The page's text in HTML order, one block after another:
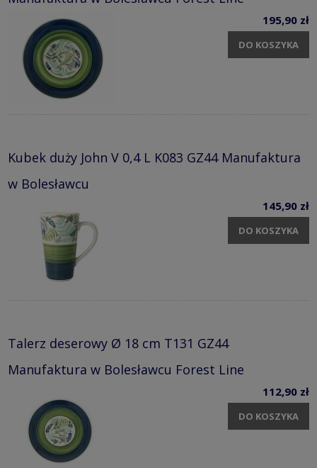
195,90 zł
DO KOSZYKA
Kubek duży John V 0,4 L K083 GZ44 Manufaktura
w Bolesławcu
145,90 zł
DO KOSZYKA
Talerz deserowy Ø 18 cm T131 GZ44
Manufaktura w Bolesławcu Forest Line
112,90 zł
DO KOSZYKA